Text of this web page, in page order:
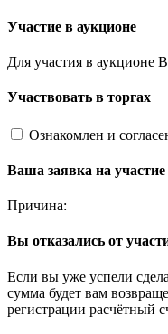
Участие в аукционе
Для участия в аукционе
Участвовать в торгах
Ознакомлен и
Ваша заявка на
Причина:
Вы отказались от
Если вы уже успели
сумма будет вам
регистрации расчётный